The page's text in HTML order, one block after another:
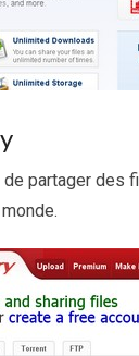
partager des